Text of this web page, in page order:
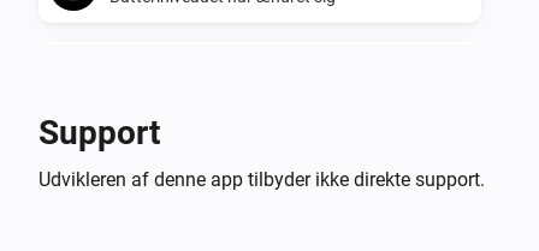
Smoke Sensor test activated
Support
Udvikleren af denne app tilbyder ikke direkte support.